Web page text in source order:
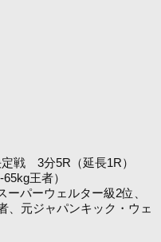
戦 3分5R（延長1R）
王者）
パーウェルター級2位、
、元ジャパンキック・ウェ